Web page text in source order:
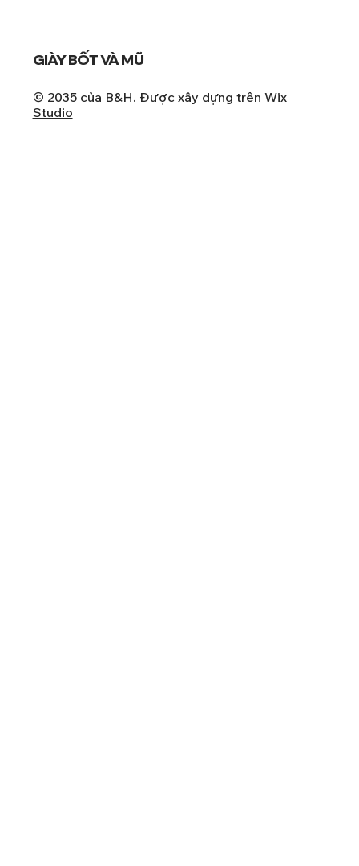
GIÀY BỐT VÀ MŨ
© 2035 của B&H. Được xây dựng trên Wix
Studio